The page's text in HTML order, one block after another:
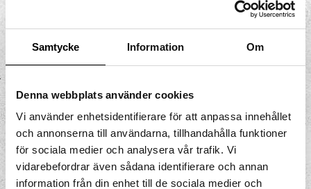
Samtycke Information Om
Denna webbplats använder cookies
Vi använder enhetsidentifierare för att anpassa innehållet
och annonserna till användarna, tillhandahålla funktioner
för sociala medier och analysera vår trafik. Vi
vidarebefordrar även sådana identifierare och annan
information från din enhet till de sociala medier och
Brösten förändras ytterligare när barnet
är fött och de ska börja ge barnet mat,
men mjölktillgången har inget samband
med storleken på kvinnans bröst.